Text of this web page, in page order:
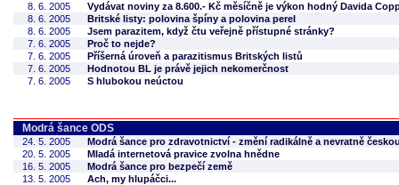
8. 6. 2005
Vydávat noviny za 8.600.- Kč měsíčně je výkon hodný Davida
8. 6. 2005
Britské listy: polovina špíny a polovina perel
8. 6. 2005
Jsem parazitem, když čtu veřejně přístupné stránky?
7. 6. 2005
Proč to nejde?
7. 6. 2005
Příšerná úroveň a parazitismus Britských listů
7. 6. 2005
Hodnotou BL je právě jejich nekomerčnost
7. 6. 2005
S hlubokou neúctou
Modrá šance ODS
24. 5. 2005
Modrá šance pro zdravotnictví - změní radikálně a nevratně
20. 5. 2005
Mladá internetová pravice zvolna hnědne
16. 5. 2005
Modrá šance pro bezpečí země
13. 5. 2005
Ach, my hlupáčci...